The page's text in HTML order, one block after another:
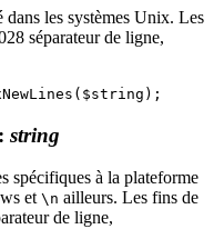
dans les systèmes Unix. Les
séparateur de ligne,
: string
spécifiques à la plateforme
et \n ailleurs. Les fins de
de ligne,